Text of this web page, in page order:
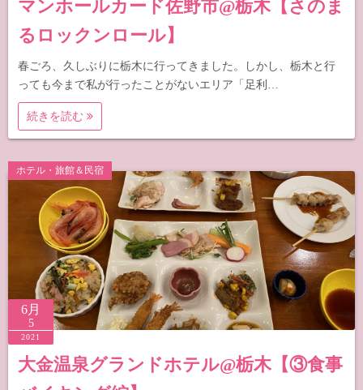
マンホールカード佐野市@栃木【さのま
るロックンロール】
春ごろ、久しぶりに栃木に行ってきました。しかし、栃木と行
っても今まで私が行ったことがないエリア「足利…
続きを読む
ホテル・旅館＆民宿
6月
5
2021
大金温泉グランドホテル@栃木【③食事